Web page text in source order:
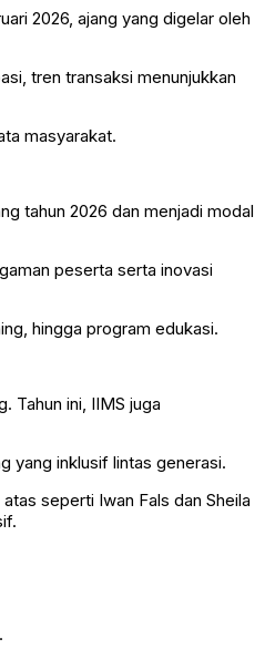
2026, ajang yang digelar oleh
tren transaksi menunjukkan
masyarakat.
tahun 2026 dan menjadi modal
peserta serta inovasi
hingga program edukasi.
Tahun ini, IIMS juga
yang inklusif lintas generasi.
seperti Iwan Fals dan Sheila